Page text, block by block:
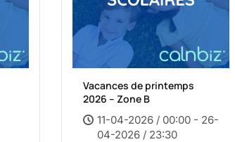
Vacances de printemps
2026 – Zone B
11-04-2026 / 00:00 - 26-
04-2026 / 23:30